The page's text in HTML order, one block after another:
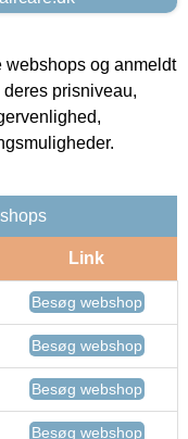
og anmeldt
prisniveau,
Link
Besøg webshop
Besøg webshop
Besøg webshop
Besøg webshop